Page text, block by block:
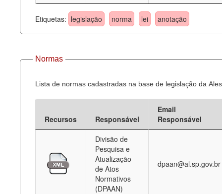
Perguntas frequentes
Contato
Etiquetas: legislação norma lei anotação
Normas
Lista de normas cadastradas na base de legislação da
Recursos Responsável
Email
Responsável
Divisão de
Pesquisa e
Atualização
de Atos
Normativos
(DPAAN)
dpaan@al.sp.gov.br